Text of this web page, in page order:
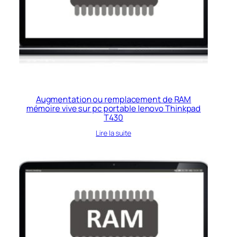
Augmentation ou remplacement de RAM
mémoire vive sur pc portable lenovo Thinkpad
T430
Lire la suite